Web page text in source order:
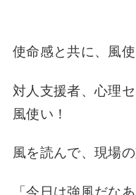
使命感と共に、風使
対人支援者、心理
風使い！
風を読んで、現場
「今日は強風だなあ